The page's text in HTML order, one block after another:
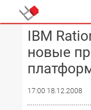
IBM
новые
17:00 18.12.2008